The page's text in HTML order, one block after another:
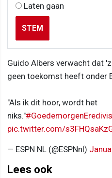
Laten gaan
STEM
Guido Albers verwacht dat
geen toekomst heeft onder
"Als ik dit hoor, wordt het
niks."
pic.twitter.com/
— ESPN NL (@ESPNnl)
Lees ook